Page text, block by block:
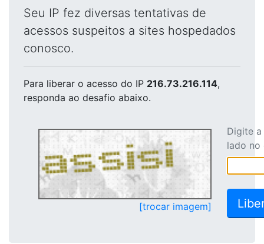
Seu IP fez diversas tentativas de
acessos suspeitos a sites hospedados
conosco.
Para liberar o acesso do IP 216.73.216.114,
responda ao desafio abaixo.
[trocar imagem]
Digite
lado no